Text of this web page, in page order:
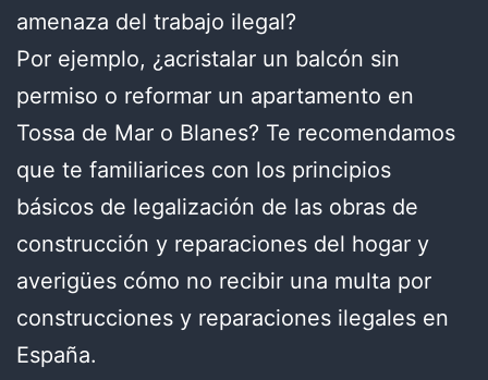
amenaza del trabajo ilegal?
Por ejemplo, ¿acristalar un balcón sin
permiso o reformar un apartamento en
Tossa de Mar o Blanes? Te recomendamos
que te familiarices con los principios
básicos de legalización de las obras de
construcción y reparaciones del hogar y
averigües cómo no recibir una multa por
construcciones y reparaciones ilegales en
España.